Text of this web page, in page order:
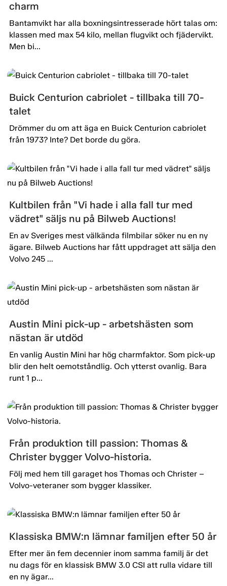
charm
Bantamvikt har alla boxningsintresserade hört talas om:
klassen med max 54 kilo, mellan flugvikt och fjädervikt.
Men bi...
Buick Centurion cabriolet - tillbaka till 70-
talet
Drömmer du om att äga en Buick Centurion cabriolet
från 1973? Inte? Det borde du göra.
Kultbilen från "Vi hade i alla fall tur med
vädret" säljs nu på Bilweb Auctions!
En av Sveriges mest välkända filmbilar söker nu en ny
ägare. Bilweb Auctions har fått uppdraget att sälja den
Volvo 245 ...
Austin Mini pick-up - arbetshästen som
nästan är utdöd
En vanlig Austin Mini har hög charmfaktor. Som pick-up
blir den helt oemotståndlig. Och ytterst ovanlig. Bara
runt 1 p...
Från produktion till passion: Thomas &
Christer bygger Volvo-historia.
Följ med hem till garaget hos Thomas och Christer –
Volvo-veteraner som bygger klassiker.
Klassiska BMW:n lämnar familjen efter 50 år
Efter mer än fem decennier inom samma familj är det
nu dags för en klassisk BMW 3.0 CSI att rulla vidare till
en ny ägar...